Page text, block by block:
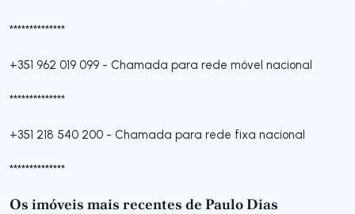
**************
+351 962 019 099 - Chamada para rede móvel nacional
**************
+351 218 540 200 - Chamada para rede fixa nacional
**************
Os imóveis mais recentes de Paulo Dias